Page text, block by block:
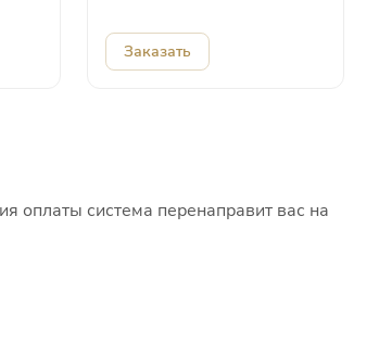
Заказать
оплаты система перенаправит вас на